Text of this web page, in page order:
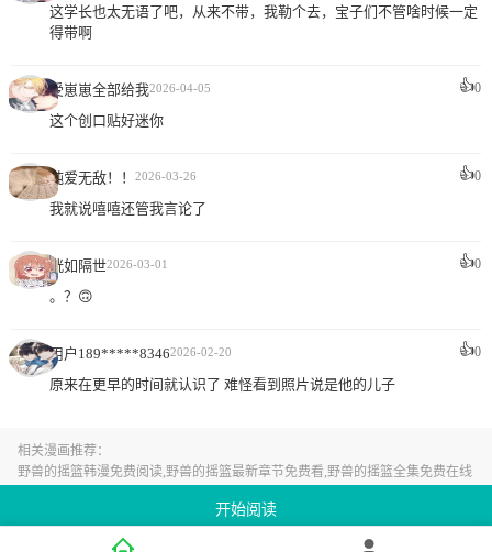
开始阅读
这学长也太无语了吧，从来不带，我勒个去，宝子们不管啥时候一定
得带啊
受崽崽全部给我2026-04-05 👍0
这个创口贴好迷你
纯爱无敌！！ 2026-03-26 👍0
我就说嘻嘻还管我言论了
恍如隔世2026-03-01 👍0
。？🙃
用户189*****83462026-02-20 👍0
原来在更早的时间就认识了 难怪看到照片说是他的儿子
相关漫画推荐：
野兽的摇篮韩漫免费阅读,野兽的摇篮最新章节免费看,野兽的摇篮全集免费在线